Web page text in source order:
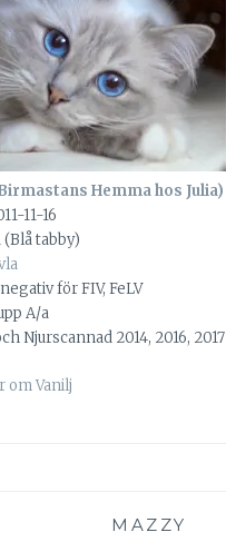
Hemma hos Julia)
11-16
(Blå tabby)
för FIV, FeLV
A/a
Njurscannad 2014, 2016, 2017
om Vanilj
MAZZY